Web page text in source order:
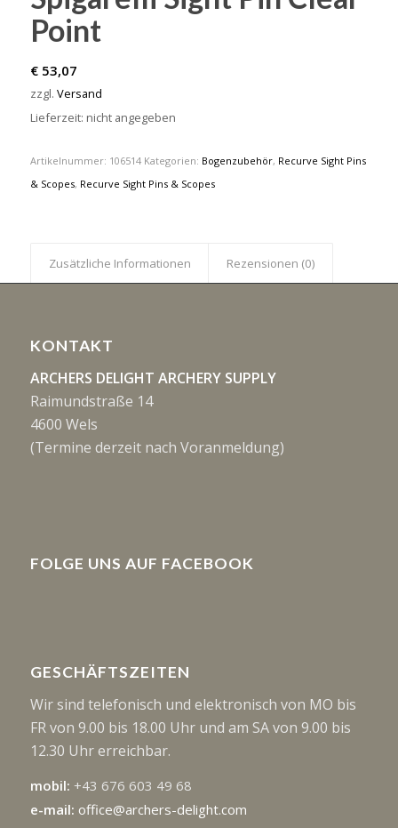
Point
€53,07
zzgl. Versand
Lieferzeit: nicht angegeben
Artikelnummer: 106514 Kategorien: Bogenzubehör, Recurve Sight Pins
& Scopes, Recurve Sight Pins & Scopes
Zusätzliche Informationen Rezensionen (0)
KONTAKT
ARCHERS DELIGHT ARCHERY SUPPLY
Raimundstraße 14
4600 Wels
(Termine derzeit nach Voranmeldung)
FOLGE UNS AUF FACEBOOK
GESCHÄFTSZEITEN
Wir sind telefonisch und elektronisch von MO bis
FR von 9.00 bis 18.00 Uhr und am SA von 9.00 bis
12.30 Uhr erreichbar.
mobil: +43 676 603 49 68
e-mail: office@archers-delight.com